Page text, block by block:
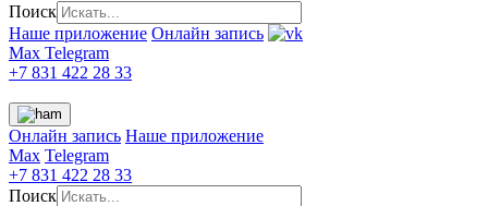
Поиск
Наше приложение Онлайн запись
Max Telegram
+7 831 422 28 33
Онлайн запись Наше приложение
Max Telegram
+7 831 422 28 33
Поиск